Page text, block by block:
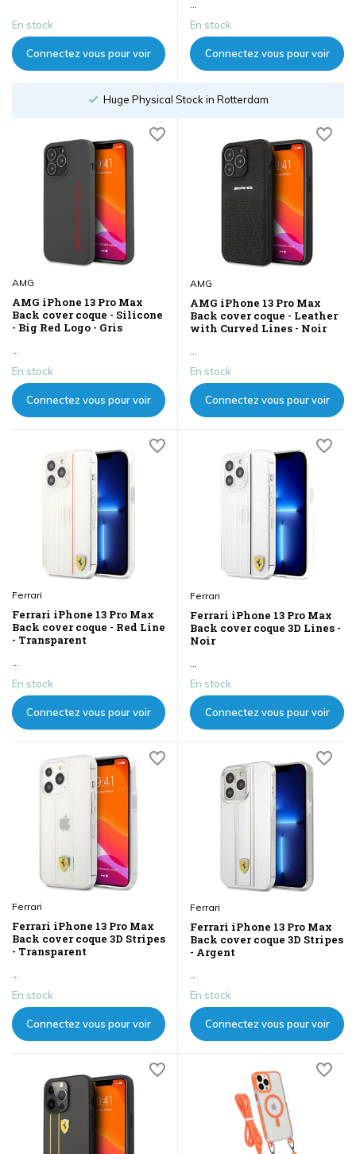
En stock
Connectez vous pour voir
En stock
Connectez vous pour voir
Order until 18:00
AMG
AMG iPhone 13 Pro Max
Back cover coque - Silicone
- Big Red Logo - Gris
...
En stock
Connectez vous pour voir
AMG
AMG iPhone 13 Pro Max
Back cover coque - Leather
with Curved Lines - Noir
...
En stock
Connectez vous pour voir
Ferrari
Ferrari iPhone 13 Pro Max
Back cover coque - Red Line
- Transparent
En stock
Connectez vous pour voir
Ferrari
Ferrari iPhone 13 Pro Max
Back cover coque 3D Lines -
Noir
En stock
Connectez vous pour voir
Ferrari
Ferrari iPhone 13 Pro Max
Back cover coque 3D Stripes
- Transparent
...
En stock
Connectez vous pour voir
Ferrari
Ferrari iPhone 13 Pro Max
Back cover coque 3D Stripes
- Argent
...
En stock
Connectez vous pour voir